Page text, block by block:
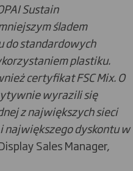
Sustain
śladem
standardowych
plastiku.
certyfikat FSC Mix. O
wyrazili się
z największych sieci
największego dyskontu w
Sales Manager,